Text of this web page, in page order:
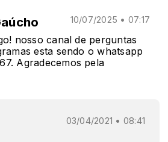
10/07/2025 • 07:17
nosso canal de perguntas
esta sendo o whatsapp
Agradecemos pela
03/04/2021 • 08:41